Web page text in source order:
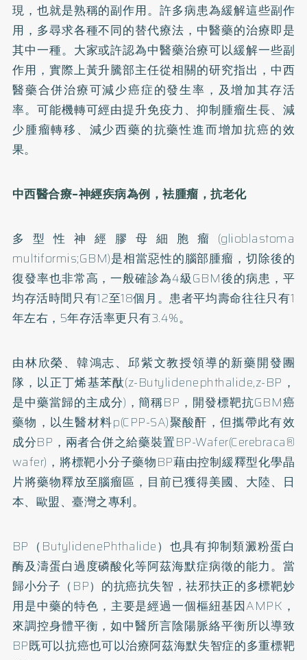
現，也就是熟稱的副作用。許多病患為緩解這些副作
用，多尋求各種不同的替代療法，中醫藥的治療即是
其中一種。大家或許認為中醫藥治療可以緩解一些副
作用，實際上黃升騰部主任從相關的研究指出，中西
醫藥合併治療可減少癌症的發生率，及增加其存活
率。可能機轉可經由提升免疫力、抑制腫瘤生長、減
少腫瘤轉移、減少西藥的抗藥性進而增加抗癌的效
果。
中西醫合療–神經疾病為例，袪腫瘤，抗老化
多型性神經膠母細胞瘤(glioblastoma
multiformis;GBM)是相當惡性的腦部腫瘤，切除後的
復發率也非常高，一般確診為4級GBM後的病患，平
均存活時間只有12至18個月。患者平均壽命往往只有1
年左右，5年存活率更只有3.4%。
由林欣榮、韓鴻志、邱紫文教授領導的新藥開發團
隊，以正丁烯基苯酞(z-Butylidenephthalide,z-BP，
是中藥當歸的主成分)，簡稱BP，開發標靶抗GBM癌
藥物，以生醫材料p(CPP-SA)聚酸酐，但攜帶此有效
成分BP，兩者合併之給藥裝置BP-Wafer(Cerebraca®
wafer)，將標靶小分子藥物BP藉由控制緩釋型化學晶
片將藥物釋放至腦瘤區，目前已獲得美國、大陸、日
本、歐盟、臺灣之專利。
BP（ButylidenePhthalide）也具有抑制類澱粉蛋白
酶及濤蛋白過度磷酸化等阿茲海默症病徵的能力。當
歸小分子（BP）的抗癌抗失智，祛邪扶正的多標靶妙
用是中藥的特色，主要是經過一個樞紐基因AMPK，
來調控身體平衡，如中醫所言陰陽脈絡平衡所以導致
BP既可以抗癌也可以治療阿茲海默失智症的多重標靶